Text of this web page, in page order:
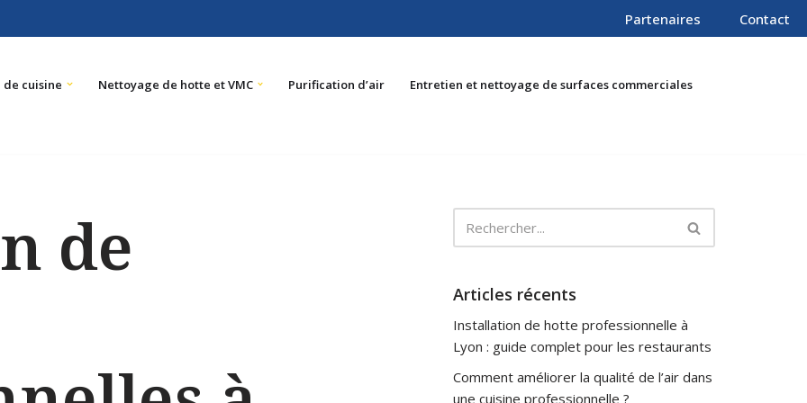
Partenaires Contact
cuisine Nettoyage de hotte et VMC Purification d’air
Entretien et nettoyage de surfaces commerciales
de
Articles récents
Installation de hotte professionnelle à
Lyon : guide complet pour les restaurants
Comment améliorer la qualité de l’air dans
une cuisine professionnelle ?